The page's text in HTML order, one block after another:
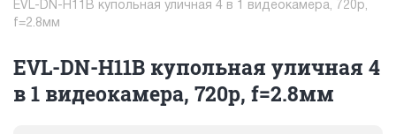
EVL-DN-H11B купольная уличная 4 в 1 видеокамера, 720p,
f=2.8мм
EVL-DN-H11B купольная уличная 4
в 1 видеокамера, 720p, f=2.8мм